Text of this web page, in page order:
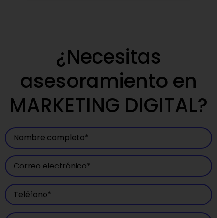
¿Necesitas
asesoramiento en
MARKETING DIGITAL?